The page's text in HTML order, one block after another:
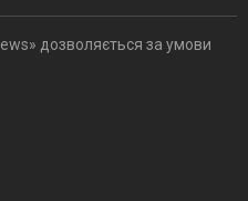
дозволяється за умови